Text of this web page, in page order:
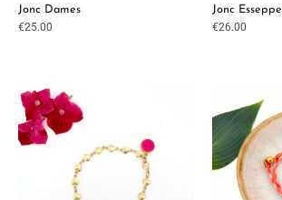
Jonc Dames
€25.00
Jonc Esseppe
€26.00